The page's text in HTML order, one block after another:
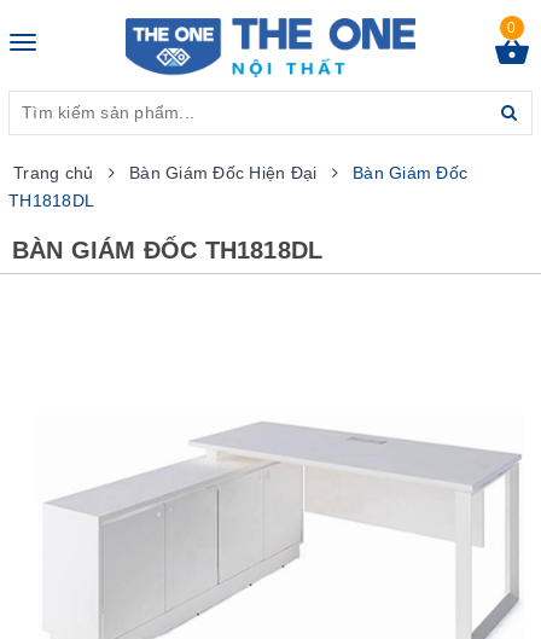
Toggle
0
Trang chủ Bàn Giám Đốc Hiện Đại
Bàn Giám Đốc
TH1818DL
BÀN GIÁM ĐỐC TH1818DL